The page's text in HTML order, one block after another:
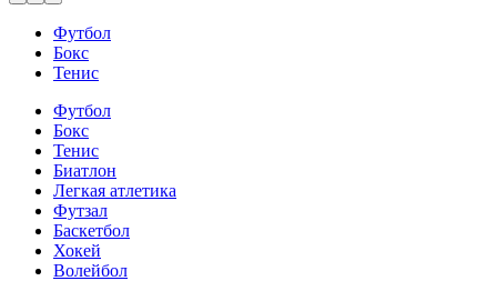
Футбол
Бокс
Тенис
Футбол
Бокс
Тенис
Биатлон
Легкая атлетика
Футзал
Баскетбол
Хокей
Волейбол